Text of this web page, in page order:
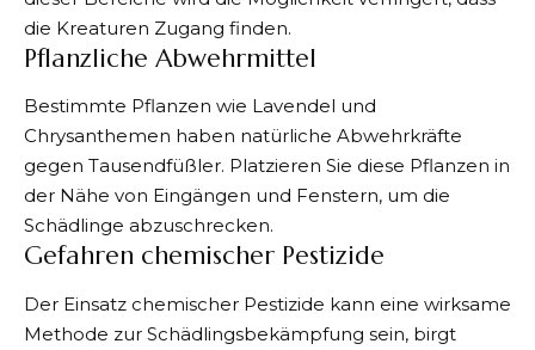
die Kreaturen Zugang finden.
Pflanzliche Abwehrmittel
Bestimmte Pflanzen wie Lavendel und
Chrysanthemen haben natürliche Abwehrkräfte
gegen Tausendfüßler. Platzieren Sie diese Pflanzen in
der Nähe von Eingängen und Fenstern, um die
Schädlinge abzuschrecken.
Gefahren chemischer Pestizide
Der Einsatz chemischer Pestizide kann eine wirksame
Methode zur Schädlingsbekämpfung sein, birgt